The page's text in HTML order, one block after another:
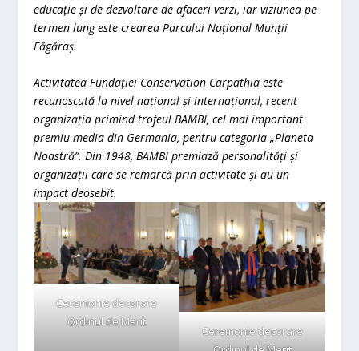
educație și de dezvoltare de afaceri verzi, iar viziunea pe
termen lung este crearea Parcului Național Munții
Făgăraș.
Activitatea Fundației Conservation Carpathia este
recunoscută la nivel național și internațional, recent
organizația primind trofeul BAMBI, cel mai important
premiu media din Germania, pentru categoria „Planeta
Noastră”. Din 1948, BAMBI premiază personalități și
organizații care se remarcă prin activitate și au un
impact deosebit.
Ceremonie decorare
Ordinul de Merit
Ceremonie decorare